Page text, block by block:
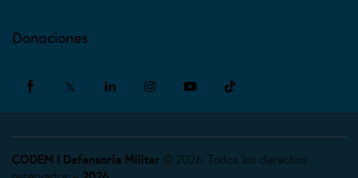
Donaciones
CODEM I Defensoría Militar © 2026. Todos los derechos